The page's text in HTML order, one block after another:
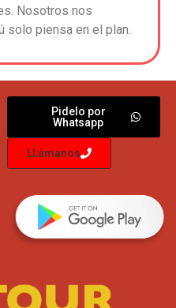
Nosotros nos
solo piensa en el plan.
Pidelo por
Whatsapp
LLámanos